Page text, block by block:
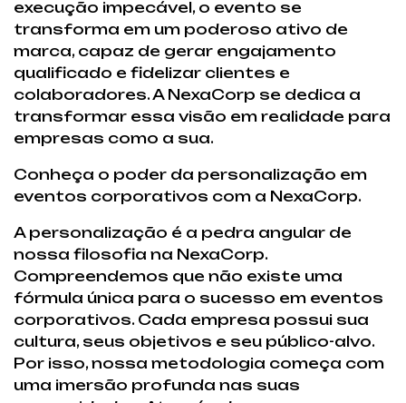
execução impecável, o evento se
transforma em um poderoso ativo de
marca, capaz de gerar engajamento
qualificado e fidelizar clientes e
colaboradores. A NexaCorp se dedica a
transformar essa visão em realidade para
empresas como a sua.
Conheça o poder da personalização em
eventos corporativos com a NexaCorp.
A personalização é a pedra angular de
nossa filosofia na NexaCorp.
Compreendemos que não existe uma
fórmula única para o sucesso em eventos
corporativos. Cada empresa possui sua
cultura, seus objetivos e seu público-alvo.
Por isso, nossa metodologia começa com
uma imersão profunda nas suas